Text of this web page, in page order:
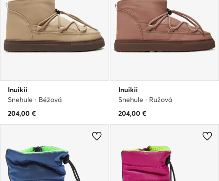
Inuikii
Snehule · Béžová
204,00 €
Inuikii
Snehule · Ružová
204,00 €